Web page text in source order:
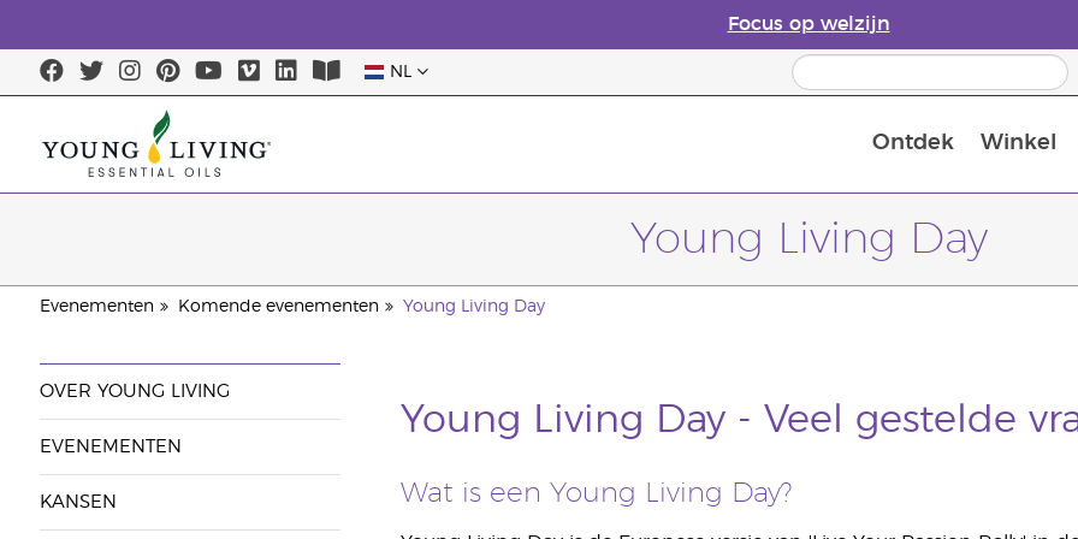
Focus op welzijn
NL
Ontdek Winkel
Young Living Day
Evenementen Komende evenementen Young Living Day
OVER YOUNG LIVING
EVENEMENTEN
KANSEN
Young Living Day - Veel gestelde
Wat is een Young Living Day?